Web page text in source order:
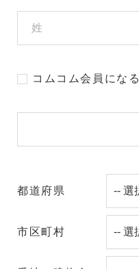
コムコム会員になる
都道府県
市区町村